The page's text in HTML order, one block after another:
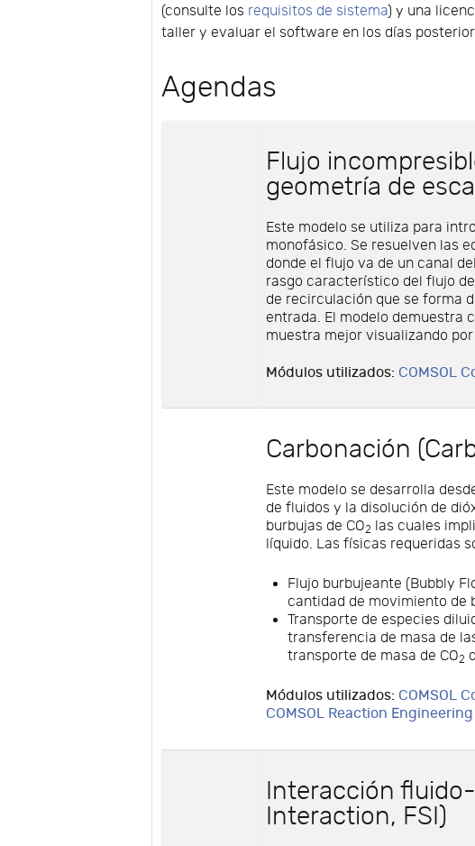
(consulte los requisitos de sistema) y una
taller y evaluar el software en los días
Agendas
Flujo
geometría de
Este modelo se utiliza para
monofásico. Se resuelven las
donde el flujo va de un canal
rasgo característico del flujo
de recirculación que se forma
entrada. El modelo demuestra
muestra mejor visualizando
Módulos utilizados: COMSOL
Carbonación
Este modelo se desarrolla
de fluidos y la disolución de
burbujas de CO2 las cuales
líquido. Las físicas requeridas
Flujo burbujeante (Bubbly
cantidad de movimiento de
Transporte de especies
transferencia de masa de
transporte de masa de CO2
Módulos utilizados: COMSOL
COMSOL Reaction
Interacción
Interaction, FSI)